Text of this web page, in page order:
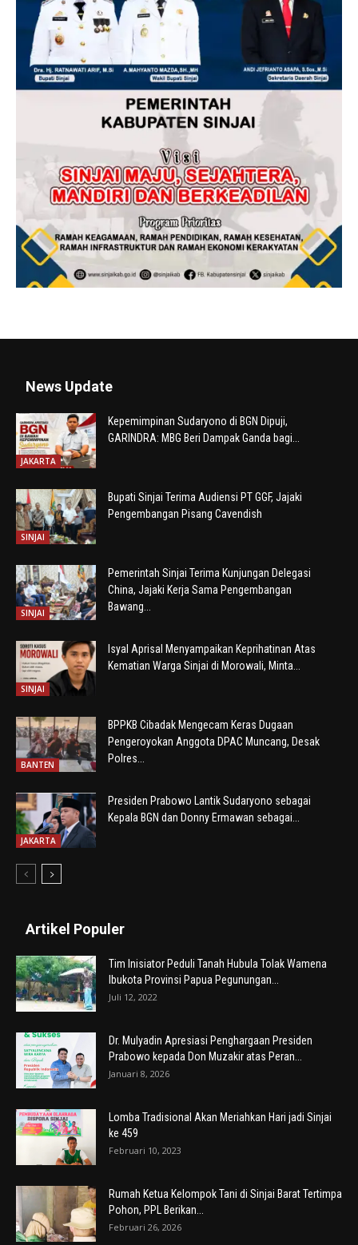
News Update
JAKARTA
Kepemimpinan Sudaryono di BGN Dipuji,
GARINDRA: MBG Beri Dampak Ganda bagi...
SINJAI
Bupati Sinjai Terima Audiensi PT GGF, Jajaki
Pengembangan Pisang Cavendish
SINJAI
Pemerintah Sinjai Terima Kunjungan Delegasi
China, Jajaki Kerja Sama Pengembangan
Bawang...
SINJAI
Isyal Aprisal Menyampaikan Keprihatinan Atas
Kematian Warga Sinjai di Morowali, Minta...
BANTEN
BPPKB Cibadak Mengecam Keras Dugaan
Pengeroyokan Anggota DPAC Muncang, Desak
Polres...
JAKARTA
Presiden Prabowo Lantik Sudaryono sebagai
Kepala BGN dan Donny Ermawan sebagai...
Artikel Populer
Tim Inisiator Peduli Tanah Hubula Tolak Wamena
Ibukota Provinsi Papua Pegunungan...
Juli 12, 2022
Dr. Mulyadin Apresiasi Penghargaan Presiden
Prabowo kepada Don Muzakir atas Peran...
Januari 8, 2026
Lomba Tradisional Akan Meriahkan Hari jadi Sinjai
ke 459
Februari 10, 2023
Rumah Ketua Kelompok Tani di Sinjai Barat Tertimpa
Pohon, PPL Berikan...
Februari 26, 2026